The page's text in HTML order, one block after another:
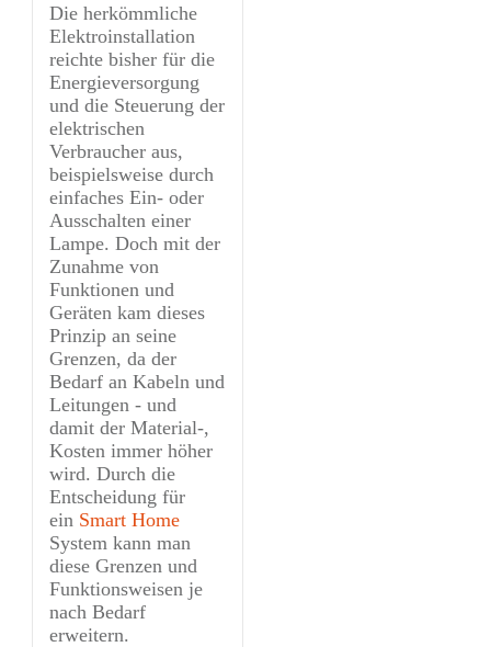
Die herkömmliche
Elektroinstallation
reichte bisher für die
Energieversorgung
und die Steuerung der
elektrischen
Verbraucher aus,
beispielsweise durch
einfaches Ein- oder
Ausschalten einer
Lampe. Doch mit der
Zunahme von
Funktionen und
Geräten kam dieses
Prinzip an seine
Grenzen, da der
Bedarf an Kabeln und
Leitungen - und
damit der Material-,
Kosten immer höher
wird. Durch die
Entscheidung für
ein Smart Home
System kann man
diese Grenzen und
Funktionsweisen je
nach Bedarf
erweitern.